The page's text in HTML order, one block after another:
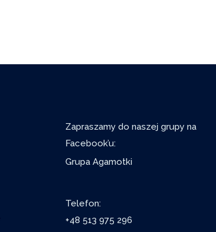
Zapraszamy do naszej grupy na
Facebook’u:
Grupa Agamotki
Telefon:
+48 513 975 296